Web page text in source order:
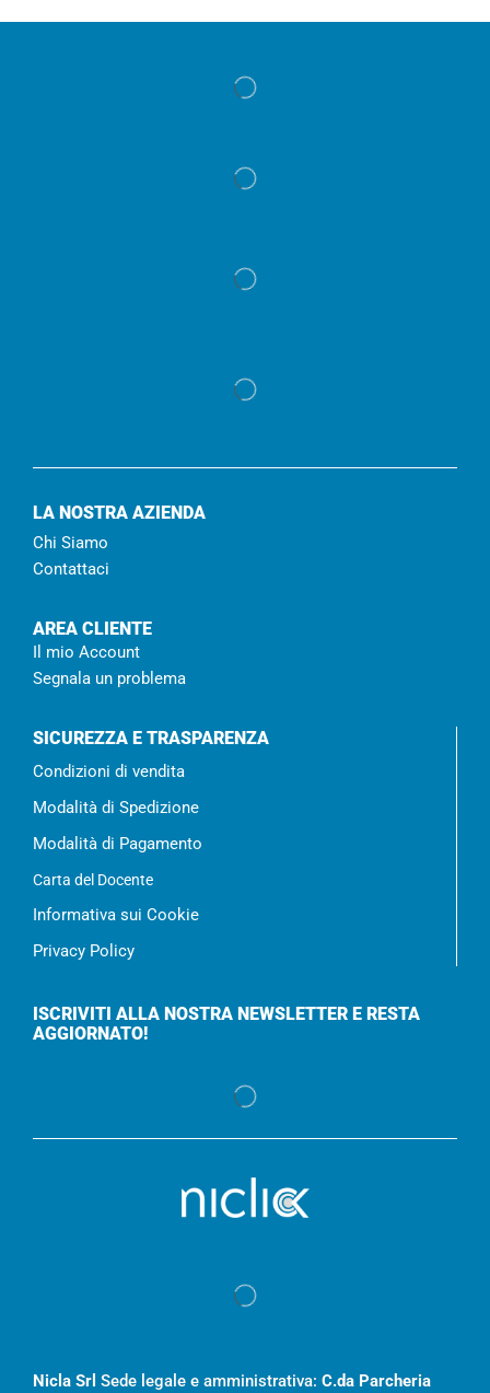
LA NOSTRA AZIENDA
Chi Siamo
Contattaci
AREA CLIENTE
Il mio Account
Segnala un problema
SICUREZZA E TRASPARENZA
Condizioni di vendita
Modalità di Spedizione
Modalità di Pagamento
Carta del Docente
Informativa sui Cookie
Privacy Policy
ISCRIVITI ALLA NOSTRA NEWSLETTER E RESTA
AGGIORNATO!
Nicla Srl Sede legale e amministrativa: C.da Parcheria